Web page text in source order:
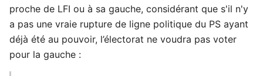
proche de LFI ou à sa gauche, considérant que s'il n'y
a pas une vraie rupture de ligne politique du PS ayant
déjà été au pouvoir, l’électorat ne voudra pas voter
pour la gauche :